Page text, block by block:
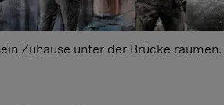
Zuhause unter der Brücke räumen.